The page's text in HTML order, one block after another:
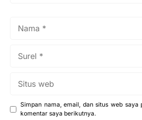
Simpan nama, email, dan situs web saya
komentar saya berikutnya.